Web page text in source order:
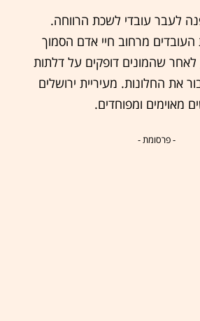
לעבר עובדי לשכת הרווחה.
מרחוב חיי אדם הסמוך
שהמונים דופקים על דלתות
את החלונות. מעיריית ירושלים
מאוימים ומפוחדים.
- פרסומת -